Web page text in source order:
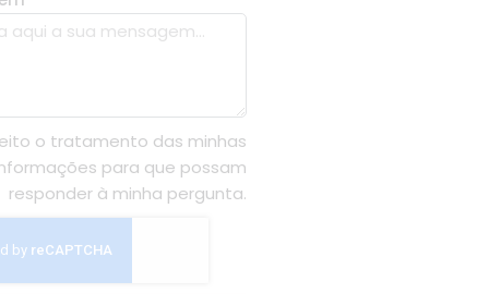
o tratamento das minhas
para que possam
responder à minha pergunta.